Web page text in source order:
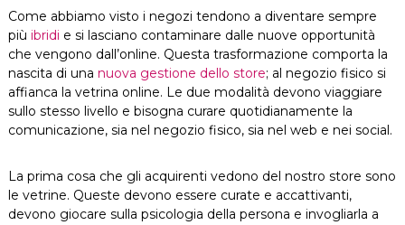
Come abbiamo visto i negozi tendono a diventare sempre
più ibridi e si lasciano contaminare dalle nuove opportunità
che vengono dall’online. Questa trasformazione comporta la
nascita di una nuova gestione dello store; al negozio fisico si
affianca la vetrina online. Le due modalità devono viaggiare
sullo stesso livello e bisogna curare quotidianamente la
comunicazione, sia nel negozio fisico, sia nel web e nei social.
La prima cosa che gli acquirenti vedono del nostro store sono
le vetrine. Queste devono essere curate e accattivanti,
devono giocare sulla psicologia della persona e invogliarla a